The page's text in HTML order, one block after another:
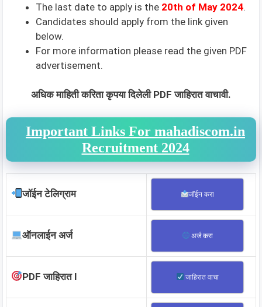
The last date to apply is the 20th of May 2024.
Candidates should apply from the link given
below.
For more information please read the given PDF
advertisement.
अधिक माहिती करिता कृपया दिलेली PDF जाहिरात वाचावी.
Important Links For mahadiscom.in
Recruitment 2024
जॉईन टेलिग्राम जॉईन करा
ऑनलाईन अर्ज अर्ज करा
PDF जाहिरात I जाहिरात वाचा